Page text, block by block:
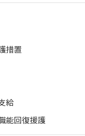
措置
給
能回復援護